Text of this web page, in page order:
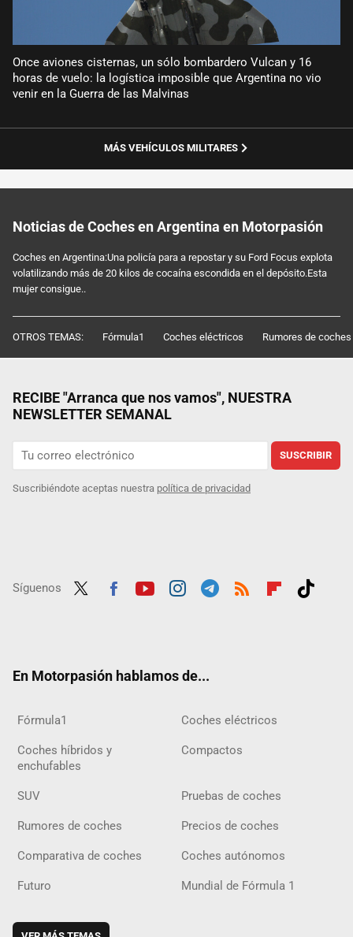
Once aviones cisternas, un sólo bombardero Vulcan y 16
horas de vuelo: la logística imposible que Argentina no vio
venir en la Guerra de las Malvinas
MÁS VEHÍCULOS MILITARES
Noticias de Coches en Argentina en Motorpasión
Coches en Argentina:Una policía para a repostar y su Ford Focus explota
volatilizando más de 20 kilos de cocaína escondida en el depósito.Esta
mujer consigue..
OTROS TEMAS: Fórmula1 Coches eléctricos Rumores de coches
RECIBE "Arranca que nos vamos", NUESTRA
NEWSLETTER SEMANAL
SUSCRIBIR
Suscribiéndote aceptas nuestra política de privacidad
Síguenos
En Motorpasión hablamos de...
Fórmula1 Coches eléctricos
Coches híbridos y
enchufables
Compactos
SUV Pruebas de coches
Rumores de coches Precios de coches
Comparativa de coches Coches autónomos
Futuro Mundial de Fórmula 1